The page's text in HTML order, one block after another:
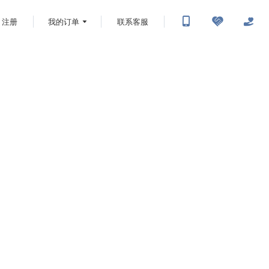
注册 我的订单 联系客服